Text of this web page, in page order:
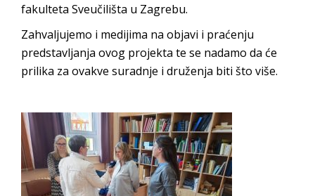
fakulteta Sveučilišta u Zagrebu.
Zahvaljujemo i medijima na objavi i praćenju
predstavljanja ovog projekta te se nadamo da će
prilika za ovakve suradnje i druženja biti što više.